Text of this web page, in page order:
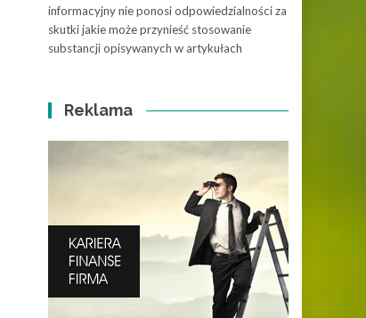
informacyjny nie ponosi odpowiedzialności za
skutki jakie może przynieść stosowanie
substancji opisywanych w artykułach
Reklama